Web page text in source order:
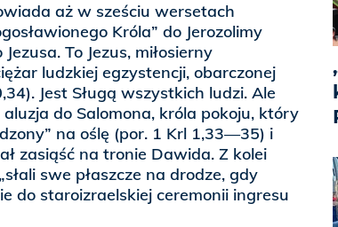
aż w sześciu wersetach
Króla” do Jerozolimy
To Jezus, miłosierny
ludzkiej egzystencji, obarczonej
Jest Sługą wszystkich ludzi. Ale
do Salomona, króla pokoju, który
na oślę (por. 1 Krl 1,33—35) i
zasiąść na tronie Dawida. Z kolei
swe płaszcze na drodze, gdy
do staroizraelskiej ceremonii ingresu